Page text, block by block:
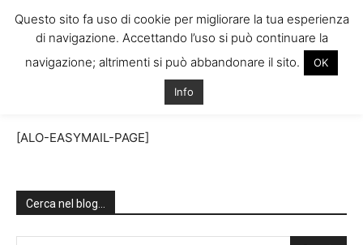
[ALO-EASYMAIL-PAGE]
Cerca nel blog…
Questo sito fa uso di cookie per migliorare la tua esperienza
di navigazione. Accettando l’uso si può continuare la
navigazione; altrimenti si può abbandonare il sito.
OK
Info